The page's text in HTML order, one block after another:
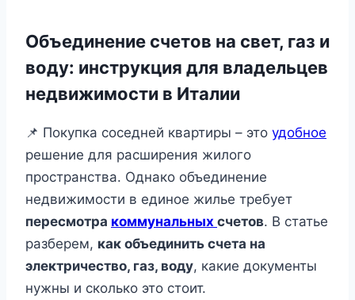
Объединение счетов на свет, газ и
воду: инструкция для владельцев
недвижимости в Италии
📌 Покупка соседней квартиры – это удобное
решение для расширения жилого
пространства. Однако объединение
недвижимости в единое жилье требует
пересмотра коммунальных счетов. В статье
разберем, как объединить счета на
электричество, газ, воду, какие документы
нужны и сколько это стоит.